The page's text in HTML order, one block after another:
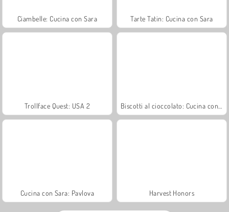
Ciambelle: Cucina con Sara Tarte Tatin: Cucina con Sara
Trollface Quest: USA 2
Cucina con Sara: Pavlova Harvest Honors